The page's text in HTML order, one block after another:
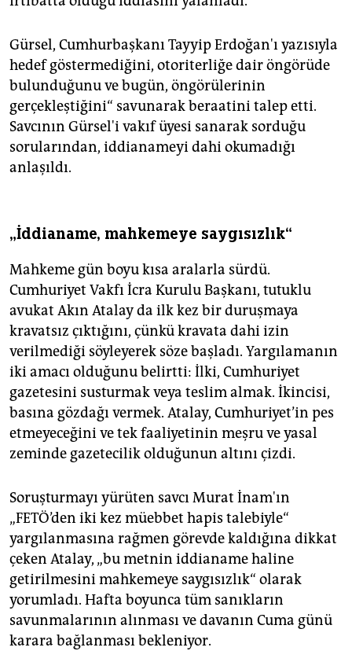
Gürsel, Cumhurbaşkanı Tayyip Erdoğan'ı yazısıyla
hedef göstermediğini, otoriterliğe dair öngörüde
bulunduğunu ve bugün, öngörülerinin
gerçekleştiğini“ savunarak beraatini talep etti.
Savcının Gürsel'i vakıf üyesi sanarak sorduğu
sorularından, iddianameyi dahi okumadığı
anlaşıldı.
„İddianame, mahkemeye saygısızlık“
Mahkeme gün boyu kısa aralarla sürdü.
Cumhuriyet Vakfı İcra Kurulu Başkanı, tutuklu
avukat Akın Atalay da ilk kez bir duruşmaya
kravatsız çıktığını, çünkü kravata dahi izin
verilmediği söyleyerek söze başladı. Yargılamanın
iki amacı olduğunu belirtti: İlki, Cumhuriyet
gazetesini susturmak veya teslim almak. İkincisi,
basına gözdağı vermek. Atalay, Cumhuriyet’in pes
etmeyeceğini ve tek faaliyetinin meşru ve yasal
zeminde gazetecilik olduğunun altını çizdi.
Soruşturmayı yürüten savcı Murat İnam'ın
„FETÖ’den iki kez müebbet hapis talebiyle“
yargılanmasına rağmen görevde kaldığına dikkat
çeken Atalay, „bu metnin iddianame haline
getirilmesini mahkemeye saygısızlık“ olarak
yorumladı. Hafta boyunca tüm sanıkların
savunmalarının alınması ve davanın Cuma günü
karara bağlanması bekleniyor.